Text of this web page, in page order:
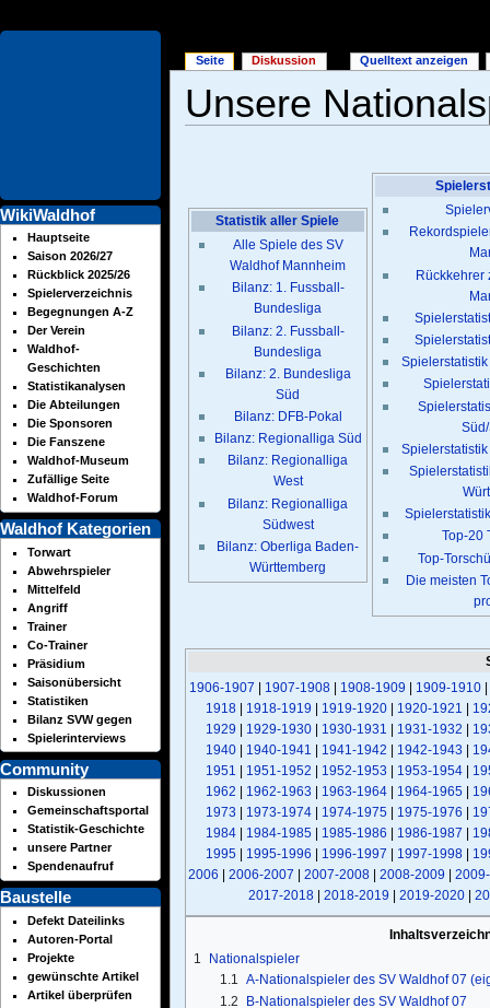
Unsere
Statistik aller Spiele
Alle Spiele des SV
Waldhof Mannheim
Bilanz: 1. Fussball-
Bundesliga
Bilanz: 2. Fussball-
Bundesliga
Bilanz: 2. Bundesliga
Süd
Bilanz: DFB-Pokal
Bilanz: Regionalliga Süd
Bilanz: Regionalliga
West
Bilanz: Regionalliga
Südwest
Bilanz: Oberliga Baden-
Württemberg
Rückkehrer
Top-20
Top-
Die meisten
1906-1907 | 1907-1908 | 1908-1909 | 1909-1910
1918 | 1918-1919 | 1919-1920 | 1920-1921 |
1929 | 1929-1930 | 1930-1931 | 1931-1932 |
1940 | 1940-1941 | 1941-1942 | 1942-1943 |
1951 | 1951-1952 | 1952-1953 | 1953-1954 |
1962 | 1962-1963 | 1963-1964 | 1964-1965 |
1973 | 1973-1974 | 1974-1975 | 1975-1976 |
1984 | 1984-1985 | 1985-1986 | 1986-1987 |
1995 | 1995-1996 | 1996-1997 | 1997-1998 |
2006 |2006-2007 |2007-2008 |2008-2009 |
2017-2018 |2018-2019 |2019-2020 |
1
Nationalspieler
1.1 A-Nationalspieler des SV Waldhof 07
1.2
B-Nationalspieler des SV Waldhof 07
Seite Diskussion Quelltext anzeigen
WikiWaldhof
Hauptseite
Saison 2026/27
Rückblick 2025/26
Spielerverzeichnis
Begegnungen A-Z
Der Verein
Waldhof-
Geschichten
Statistikanalysen
Die Abteilungen
Die Sponsoren
Die Fanszene
Waldhof-Museum
Zufällige Seite
Waldhof-Forum
Waldhof Kategorien
Torwart
Abwehrspieler
Mittelfeld
Angriff
Trainer
Co-Trainer
Präsidium
Saisonübersicht
Statistiken
Bilanz SVW gegen
Spielerinterviews
Community
Diskussionen
Gemeinschaftsportal
Statistik-Geschichte
unsere Partner
Spendenaufruf
Baustelle
Defekt Dateilinks
Autoren-Portal
Projekte
gewünschte Artikel
Artikel überprüfen